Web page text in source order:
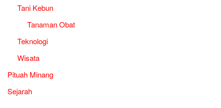
Tani Kebun
Tanaman Obat
Teknologi
Wisata
Pituah Minang
Sejarah